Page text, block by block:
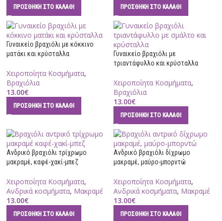
ΠΡΟΣΘΉΚΗ ΣΤΟ ΚΑΛΆΘΙ ΠΡΟΣΘΉΚΗ ΣΤΟ ΚΑΛΆΘΙ
Γυναικείο βραχιόλι με κόκκινο
ματάκι και κρύσταλλα
Χειροποίητα Κοσμήματα,
Βραχιόλια
13.00€
ΠΡΟΣΘΉΚΗ ΣΤΟ ΚΑΛΆΘΙ
Γυναικείο βραχιόλι με
τριαντάφυλλο και κρύσταλλα
Χειροποίητα Κοσμήματα,
Βραχιόλια
13.00€
ΠΡΟΣΘΉΚΗ ΣΤΟ ΚΑΛΆΘΙ
Ανδρικό βραχιόλι τρίχρωμο
μακραμέ, καφέ-χακί-μπεζ
Χειροποίητα Κοσμήματα,
Ανδρικά κοσμήματα, Μακραμέ
13.00€
ΠΡΟΣΘΉΚΗ ΣΤΟ ΚΑΛΆΘΙ
Ανδρικό βραχιόλι δίχρωμο
μακραμέ, μαύρο-μπορντώ
Χειροποίητα Κοσμήματα,
Ανδρικά κοσμήματα, Μακραμέ
13.00€
ΠΡΟΣΘΉΚΗ ΣΤΟ ΚΑΛΆΘΙ